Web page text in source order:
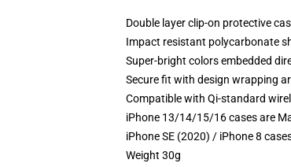
Double layer clip-on protective
Impact resistant polycarbonate
Super-bright colors embedded
Secure fit with design wrapping
Compatible with Qi-standard
iPhone 13/14/15/16 cases are
iPhone SE (2020) / iPhone 8
Weight 30g